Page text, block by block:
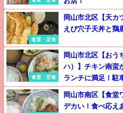
食堂・定食
岡山市北区【天カ
えび穴子天丼と鶏
食堂・定食
岡山市北区【おう
ハ）】チキン南蛮
ランチに満足！駐
岡山市南区【食堂
デカい！食べ応え